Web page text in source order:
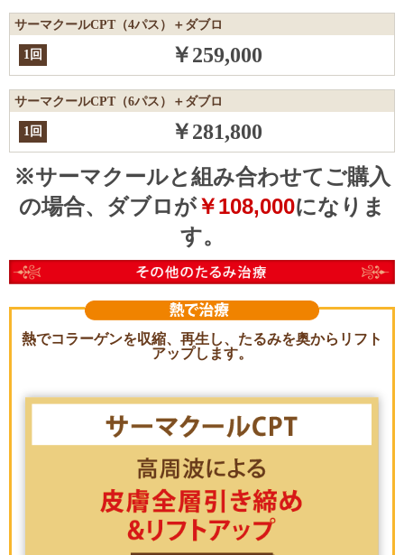
サーマクールCPT（4パス）＋ダブロ
1回 ￥259,000
サーマクールCPT（6パス）＋ダブロ
1回 ￥281,800
※サーマクールと組み合わせてご購入
の場合、ダブロが￥108,000になりま
す。
熱でコラーゲンを収縮、再生し、たるみを奥からリフト
アップします。